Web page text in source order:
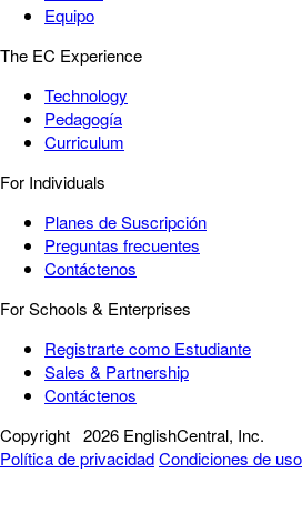
Equipo
The EC Experience
Technology
Pedagogía
Curriculum
For Individuals
Planes de Suscripción
Preguntas frecuentes
Contáctenos
For Schools & Enterprises
Registrarte como Estudiante
Sales & Partnership
Contáctenos
Copyright 2026 EnglishCentral, Inc.
Política de privacidadCondiciones de uso